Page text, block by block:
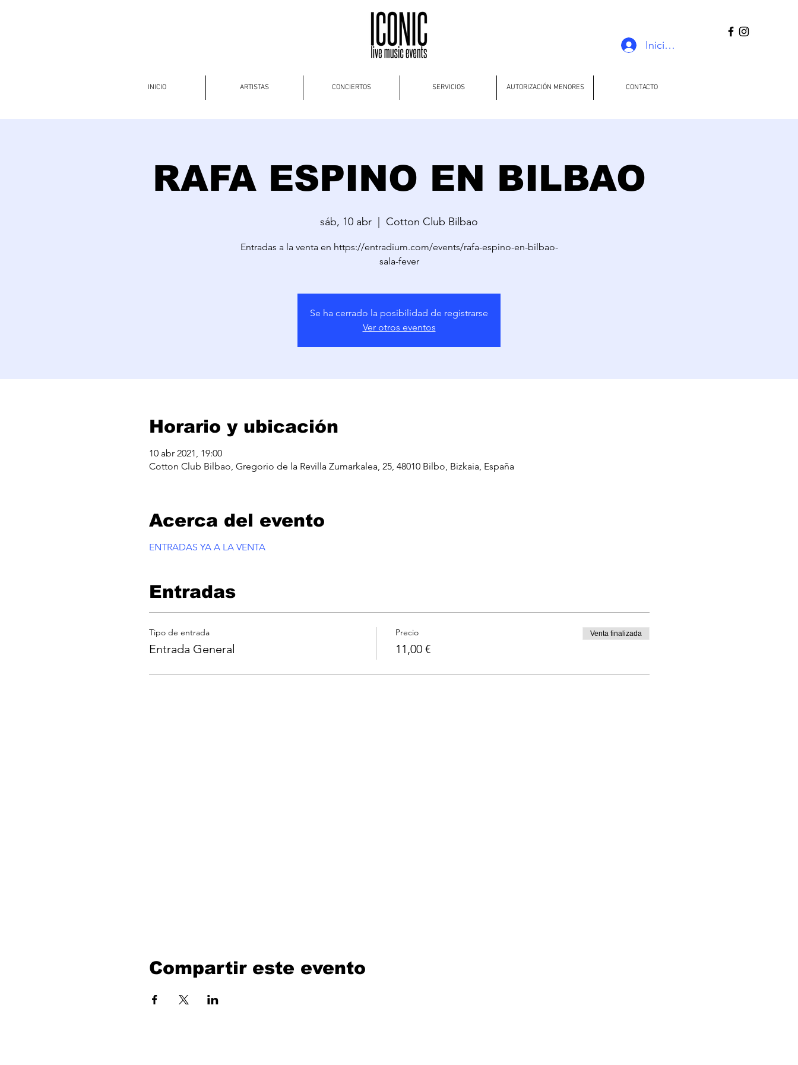
Iniciar sesión
INICIO ARTISTAS CONCIERTOS SERVICIOS AUTORIZACIÓN MENORES CONTACTO
RAFA ESPINO EN BILBAO
sáb, 10 abr Cotton Club Bilbao
Entradas a la venta en https://entradium.com/events/rafa-espino-en-bilbao-
sala-fever
Se ha cerrado la posibilidad de registrarse
Ver otros eventos
Horario y ubicación
10 abr 2021, 19:00
Cotton Club Bilbao, Gregorio de la Revilla Zumarkalea, 25, 48010 Bilbo, Bizkaia, España
Acerca del evento
ENTRADAS YA A LA VENTA
Entradas
Tipo de entrada
Entrada General
Precio
11,00 €
Venta finalizada
Compartir este evento